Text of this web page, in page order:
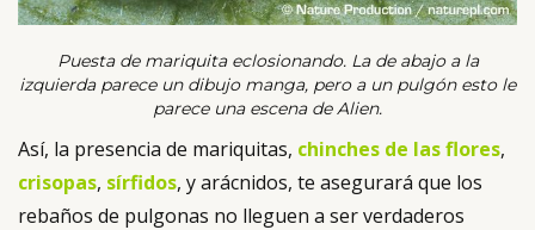
Puesta de mariquita eclosionando. La de abajo a la
izquierda parece un dibujo manga, pero a un pulgón esto le
parece una escena de Alien.
Así, la presencia de mariquitas, chinches de las flores,
crisopas, sírfidos, y arácnidos, te asegurará que los
rebaños de pulgonas no lleguen a ser verdaderos